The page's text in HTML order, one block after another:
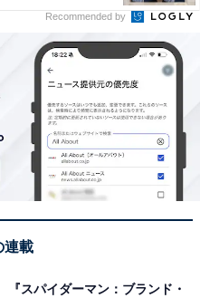
プレー
を閉じ込めた鶏モモ肉、
にした玉ねぎなどで甘み
スパイシーな2本の大き
ポテトなどが入っていま
Recommended by
連載
『スパイダーマン：ブランド・